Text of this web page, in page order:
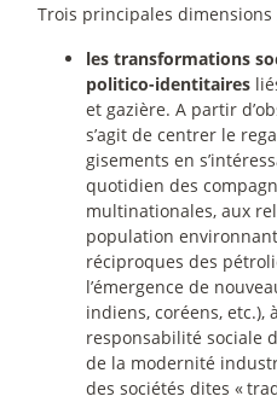
Trois principales dimensions
les transformations
politico-identitaires
et gazière. A partir
s’agit de centrer le
gisements en
quotidien des
multinationales, aux
population
réciproques des
l’émergence de
indiens, coréens,
responsabilité sociale
de la modernité
des sociétés dites «